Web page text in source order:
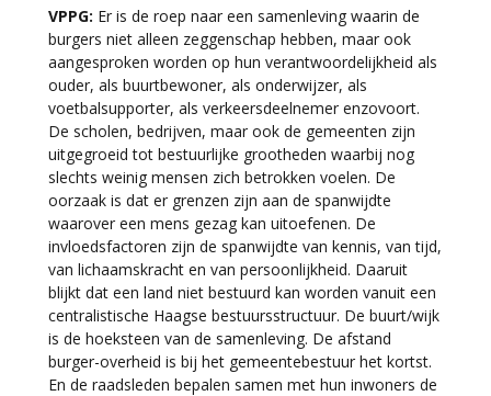
VPPG: Er is de roep naar een samenleving waarin de
burgers niet alleen zeggenschap hebben, maar ook
aangesproken worden op hun verantwoordelijkheid als
ouder, als buurtbewoner, als onderwijzer, als
voetbalsupporter, als verkeersdeelnemer enzovoort.
De scholen, bedrijven, maar ook de gemeenten zijn
uitgegroeid tot bestuurlijke grootheden waarbij nog
slechts weinig mensen zich betrokken voelen. De
oorzaak is dat er grenzen zijn aan de spanwijdte
waarover een mens gezag kan uitoefenen. De
invloedsfactoren zijn de spanwijdte van kennis, van tijd,
van lichaamskracht en van persoonlijkheid. Daaruit
blijkt dat een land niet bestuurd kan worden vanuit een
centralistische Haagse bestuursstructuur. De buurt/wijk
is de hoeksteen van de samenleving. De afstand
burger-overheid is bij het gemeentebestuur het kortst.
En de raadsleden bepalen samen met hun inwoners de